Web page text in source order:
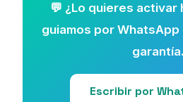
💬 ¿Lo quieres activar
guiamos por WhatsApp
garantía.
Escribir por